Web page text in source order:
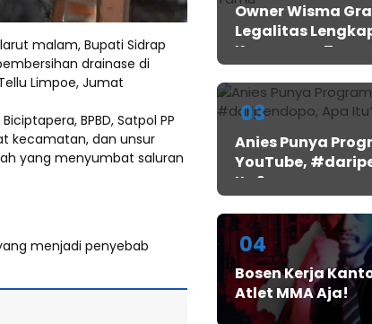
malam, Bupati Sidrap
drainase di
Limpoe, Jumat
BPBD, Satpol PP
kecamatan, dan unsur
yang menyumbat saluran
menjadi penyebab
Owner Wisma
Legalitas
Keamanan Tamu
03
Anies Punya
YouTube,
Itu?
04
Bosen Kerja
Atlet MMA Aja!